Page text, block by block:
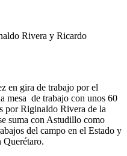
Rivera y Ricardo
en gira de trabajo por el
mesa de trabajo con unos 60
por Riginaldo Rivera de la
suma con Astudillo como
del campo en el Estado y
Querétaro.